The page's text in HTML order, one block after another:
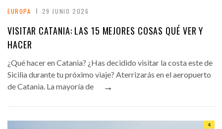
EUROPA 29 JUNIO 2026
VISITAR CATANIA: LAS 15 MEJORES COSAS QUÉ VER Y
HACER
¿Qué hacer en Catania? ¿Has decidido visitar la costa este de
Sicilia durante tu próximo viaje? Aterrizarás en el aeropuerto
de Catania. La mayoría de
→
4